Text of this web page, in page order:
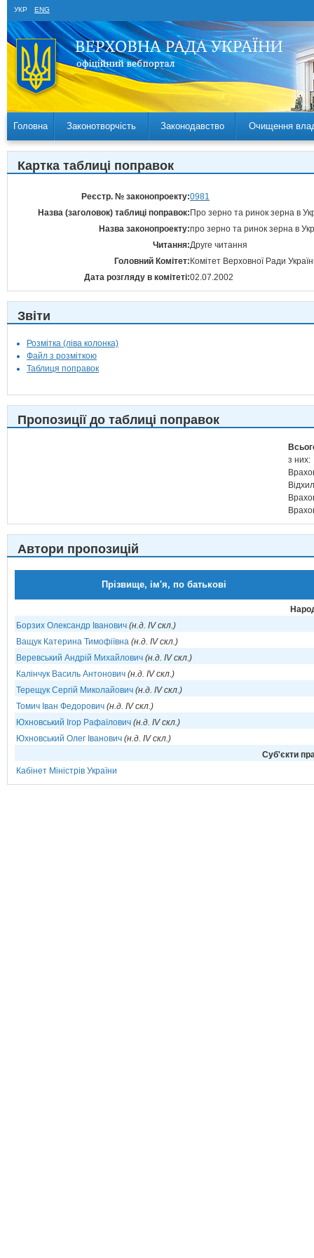
УКР ENG
Головна Законотворчість Законодавство Очищення
Картка таблиці поправок
Реєстр. № законопроекту:0981
Назва (заголовок) таблиці поправок: Про зерно та ринок зерна в
Назва законопроекту:про зерно та ринок зерна в
Читання:Друге читання
Головний Комітет: Комітет Верховної Ради
Дата розгляду в комітеті:02.07.2002
Звіти
Розмітка (ліва колонка)
Файл з розміткою
Таблиця поправок
Пропозиції до таблиці поправок
з них:
Автори пропозицій
Прізвище, ім'я, по батькові
Борзих Олександр Іванович (н.д. IV скл.)
Ващук Катерина Тимофіївна (н.д. IV скл.)
Веревський Андрій Михайлович (н.д. IV скл.)
Калінчук Василь Антонович (н.д. IV скл.)
Терещук Сергій Миколайович (н.д. IV скл.)
Томич Іван Федорович (н.д. IV скл.)
Юхновський Ігор Рафаїлович (н.д. IV скл.)
Юхновський Олег Іванович (н.д. IV скл.)
Cуб'єкти
Кабінет Міністрів України